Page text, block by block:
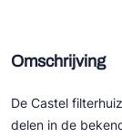
Omschrijving
De Castel
delen in de